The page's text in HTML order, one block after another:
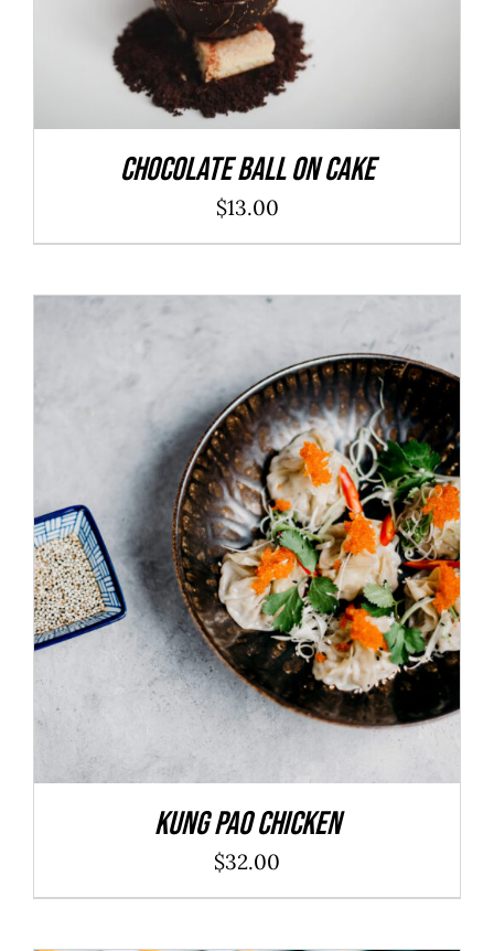
Chocolate Ball On Cake
$13.00
ADD TO CART / DÉTAILS
Kung Pao Chicken
$32.00